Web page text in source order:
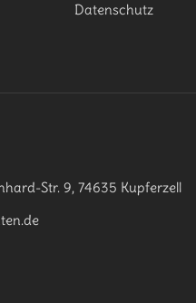
Datenschutz
Str. 9, 74635 Kupferzell